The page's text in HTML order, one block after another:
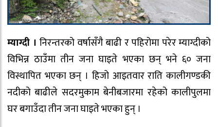
म्याग्दी । निरन्तरको वर्षासँगै बाढी र पहिरोमा परेर म्याग्दीको
विभिन्न ठाउँमा तीन जना घाइते भएका छन् भने ६० जना
विस्थापित भएका छन् । हिजो आइतवार राति कालीगण्डकी
नदीको बाढीले सदरमुकाम बेनीबजारमा रहेको कालीपुलमा
घर बगाउँदा तीन जना घाइते भएका हुन् ।